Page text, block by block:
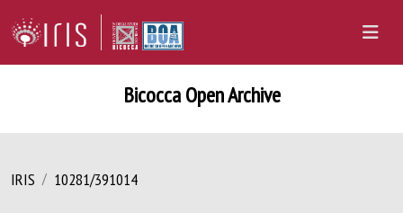
Bicocca Open Archive
IRIS 10281/391014